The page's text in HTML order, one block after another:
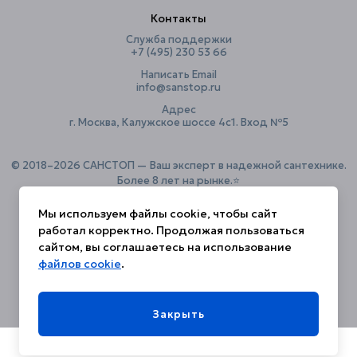
Контакты
Служба поддержки
+7 (495) 230 53 66
Написать Email
info@sanstop.ru
Адрес
г. Москва, Калужское шоссе 4с1. Вход №5
© 2018–2026 САНСТОП — Ваш эксперт в надежной сантехнике.
Более 8 лет на рынке.⭐️
Политика конфиденциальности
Мы используем файлы cookie, чтобы сайт
работал корректно. Продолжая пользоваться
сайтом, вы соглашаетесь на использование
файлов cookie.
Закрыть